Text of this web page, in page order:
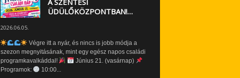
ÜDÜLŐKÖZPONTBAN!…
2026.06.05.
Végre itt a nyár, és nincs is jobb módja a
szezon megnyitásának, mint egy egész napos családi
programkavalkáddal!
Június 21. (vasárnap)
Programok:
10:00...